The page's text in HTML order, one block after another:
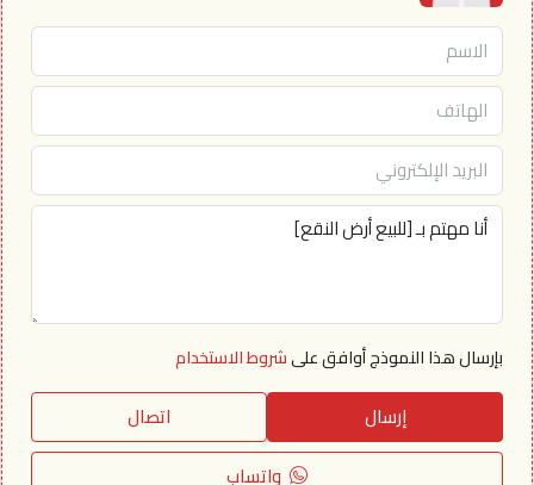
بإرسال هذا النموذج أوافق علىشروط الاستخدام
إرسال
اتصال
واتساب